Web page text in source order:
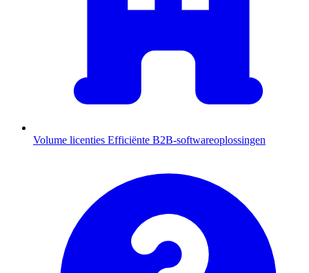
Volume licenties Efficiënte B2B-softwareoplossingen